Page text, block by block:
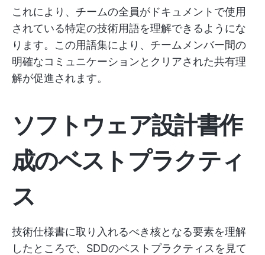
これにより、チームの全員がドキュメントで使用
されている特定の技術用語を理解できるようにな
ります。この用語集により、チームメンバー間の
明確なコミュニケーションとクリアされた共有理
解が促進されます。
ソフトウェア設計書作
成のベストプラクティ
ス
技術仕様書に取り入れるべき核となる要素を理解
したところで、SDDのベストプラクティスを見て